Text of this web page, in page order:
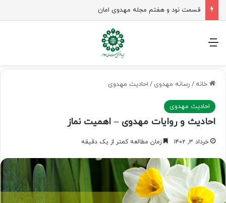
منو
خانه / رسانه مهدوی / احادیث مهدوی
احادیث مهدوی
احادیث و روایات مهدوی – اهمیت نماز
خرداد ۳, ۱۴۰۲ زمان مطالعه کمتر از یک دقیقه